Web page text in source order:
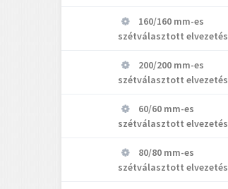
160/160 mm-es
szétválasztott elvezetés
200/200 mm-es
szétválasztott elvezetés
60/60 mm-es
szétválasztott elvezetés
80/80 mm-es
szétválasztott elvezetés